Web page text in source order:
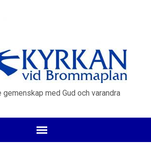
gemenskap med Gud och varandra